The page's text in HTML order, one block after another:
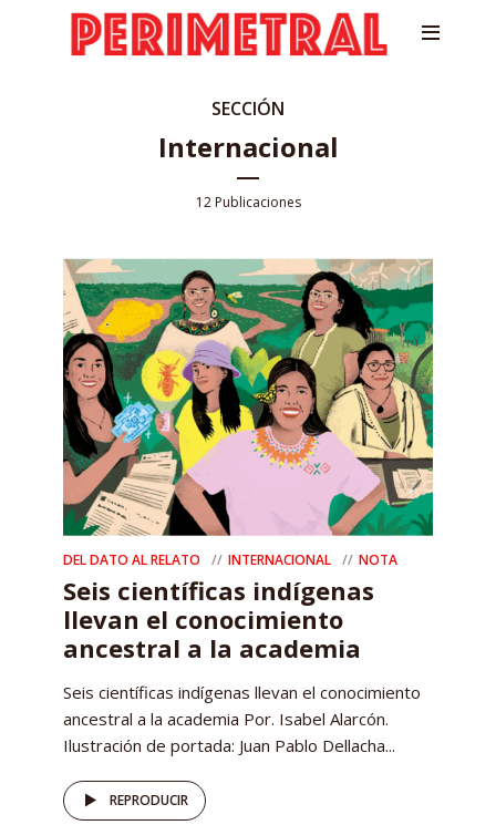
SECCIÓN
Internacional
12 Publicaciones
DEL DATO AL RELATO INTERNACIONAL NOTA
Seis científicas indígenas
llevan el conocimiento
ancestral a la academia
Seis científicas indígenas llevan el conocimiento
ancestral a la academia Por. Isabel Alarcón.
Ilustración de portada: Juan Pablo Dellacha...
REPRODUCIR